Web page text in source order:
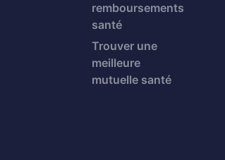
remboursements
santé
Trouver une
meilleure
mutuelle santé